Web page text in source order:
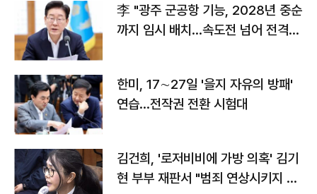
李 "광주 군공항 기능, 2028년 중순
까지 임시 배치…속도전 넘어 전격
한미, 17∼27일 '을지 자유의 방패'
연습…전작권 전환 시험대
김건희, '로저비비에 가방 의혹' 김기
현 부부 재판서 "범죄 연상시키지 말